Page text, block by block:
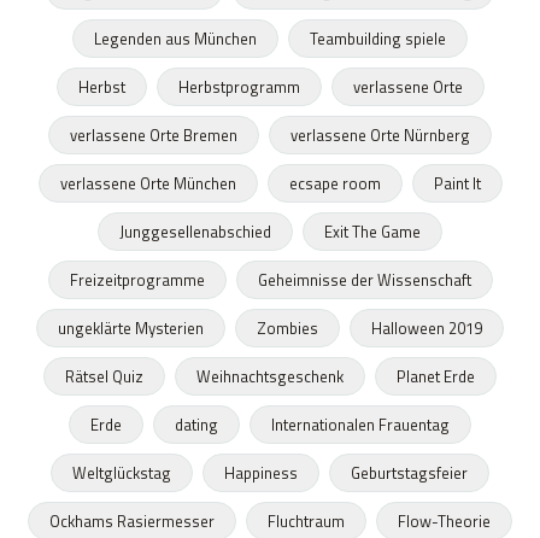
Legenden aus München
Teambuilding spiele
Herbst
Herbstprogramm
verlassene Orte
verlassene Orte Bremen
verlassene Orte Nürnberg
verlassene Orte München
ecsape room
Paint It
Junggesellenabschied
Exit The Game
Freizeitprogramme
Geheimnisse der Wissenschaft
ungeklärte Mysterien
Zombies
Halloween 2019
Rätsel Quiz
Weihnachtsgeschenk
Planet Erde
Erde
dating
Internationalen Frauentag
Weltglückstag
Happiness
Geburtstagsfeier
Ockhams Rasiermesser
Fluchtraum
Flow-Theorie